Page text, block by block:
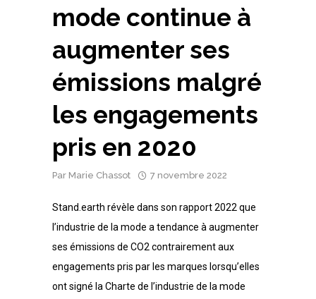
mode continue à
augmenter ses
émissions malgré
les engagements
pris en 2020
Par Marie Chassot 7 novembre 2022
Stand.earth révèle dans son rapport 2022 que
l’industrie de la mode a tendance à augmenter
ses émissions de CO2 contrairement aux
engagements pris par les marques lorsqu’elles
ont signé la Charte de l’industrie de la mode